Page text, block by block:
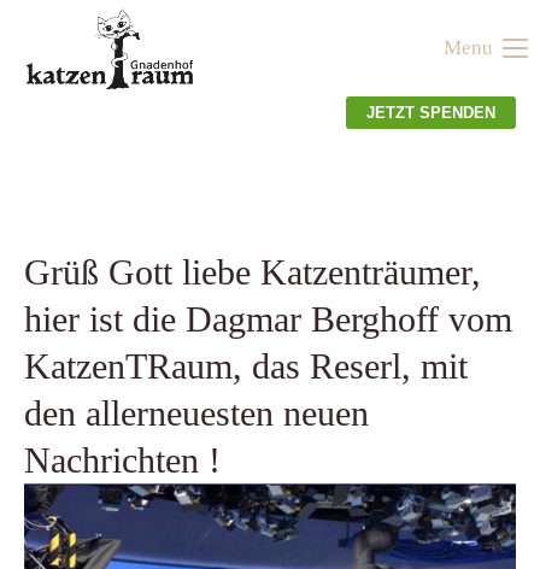
Der Eintrag "offcanvas-col1" existiert leider nicht.
Der Eintrag "offcanvas-col4" existiert leider nicht.
Menu
JETZT SPENDEN
Grüß Gott liebe Katzenträumer,
hier ist die Dagmar Berghoff vom
KatzenTRaum, das Reserl, mit
den allerneuesten neuen
Nachrichten !